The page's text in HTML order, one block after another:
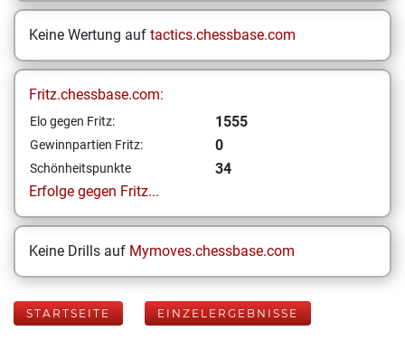
Keine Wertung auf tactics.chessbase.com
Fritz.chessbase.com:
Elo gegen Fritz: 1555
Gewinnpartien Fritz: 0
Schönheitspunkte
34
Erfolge gegen Fritz...
Keine Drills auf Mymoves.chessbase.com
STARTSEITE EINZELERGEBNISSE